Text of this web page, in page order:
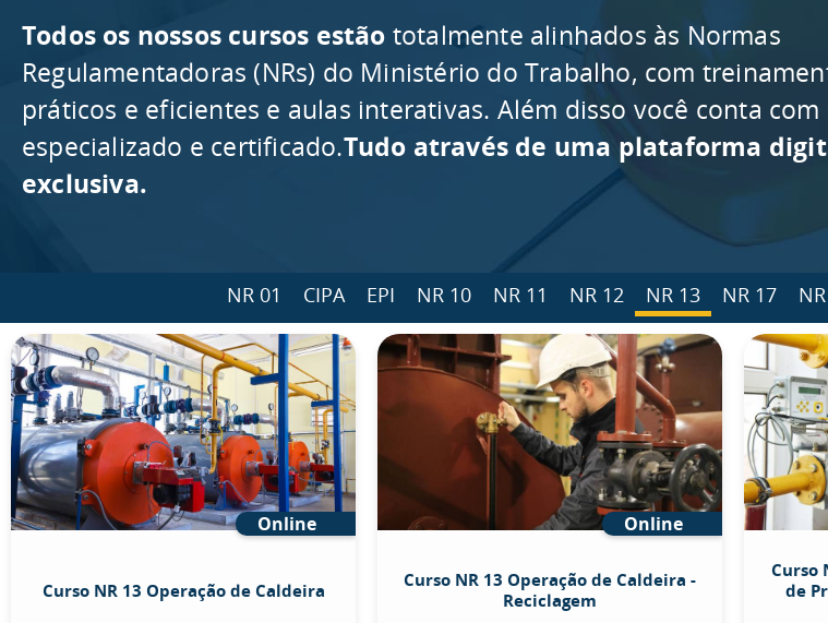
Todos os nossos cursos estão totalmente alinhados às Normas
Regulamentadoras (NRs) do Ministério do Trabalho, com
práticos e eficientes e aulas interativas. Além disso você conta
especializado e certificado.Tudo através de uma plataforma
exclusiva.
NR 01 CIPA EPI NR 10 NR 11 NR 12 NR 13 NR 17
Online
Curso NR 13 Operação de Caldeira
Online
Curso NR 13 Operação de Caldeira -
Reciclagem
Curso
de